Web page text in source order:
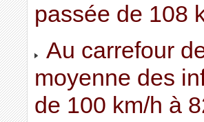
passée de 108
Au carrefour
moyenne des
de 100 km/h à